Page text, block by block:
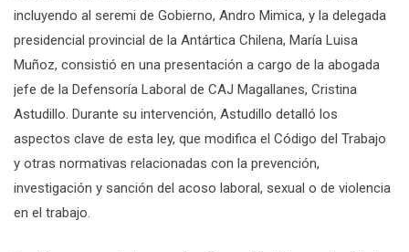
incluyendo al seremi de Gobierno, Andro Mimica, y la delegada
presidencial provincial de la Antártica Chilena, María Luisa
Muñoz, consistió en una presentación a cargo de la abogada
jefe de la Defensoría Laboral de CAJ Magallanes, Cristina
Astudillo. Durante su intervención, Astudillo detalló los
aspectos clave de esta ley, que modifica el Código del Trabajo
y otras normativas relacionadas con la prevención,
investigación y sanción del acoso laboral, sexual o de violencia
en el trabajo.